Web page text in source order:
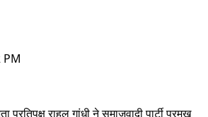
PM
प्रतिपक्ष राहुल गांधी ने समाजवादी पार्टी प्रमुख